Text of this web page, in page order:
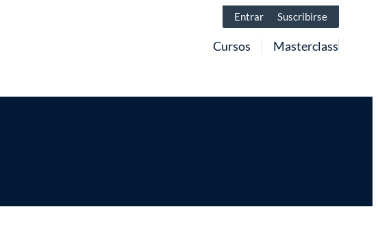
Entrar Suscribirse
Cursos Masterclass